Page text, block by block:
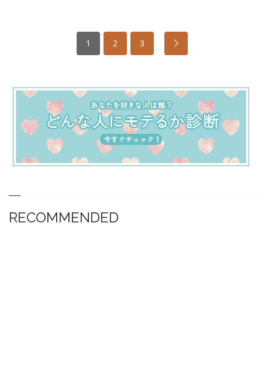
1 2 3
RECOMMENDED